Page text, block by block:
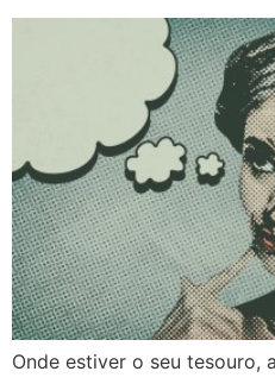
Onde estiver o seu tesouro,